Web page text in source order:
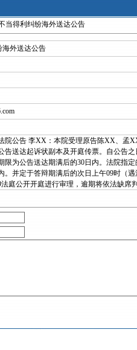
当得利纠纷海外送达公告
海外送达公告
院公告 李XX：本院受理原告陈XX、孟
告送达起诉状副本及开庭传票。自公告
限为公告送达期满后的30日内。法院指
。并定于答辩期满后的次日上午09时（
庭公开开庭进行审理，逾期将依法缺席